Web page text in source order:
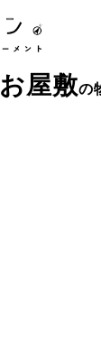
お屋敷の